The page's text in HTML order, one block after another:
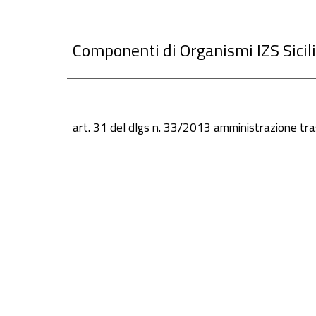
Componenti di Organismi IZS
art. 31 del dlgs n. 33/2013 amministrazione